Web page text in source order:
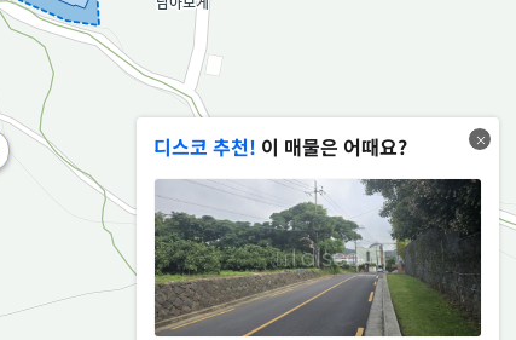
디스코 추천! 이 매물은 어때요?